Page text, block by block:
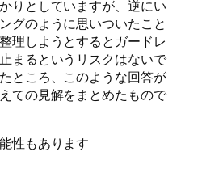
りとしていますが、逆にい
グのように思いついたこと
理しようとするとガードレ
まるというリスクはないで
ところ、このような回答が
ての見解をまとめたもので
性もあります